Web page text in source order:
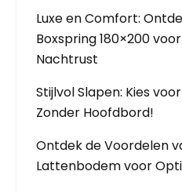
Luxe en Comfort:
Boxspring 180×200
Nachtrust
Stijlvol Slapen: Kies
Zonder Hoofdbord!
Ontdek de Voordelen
Lattenbodem voor